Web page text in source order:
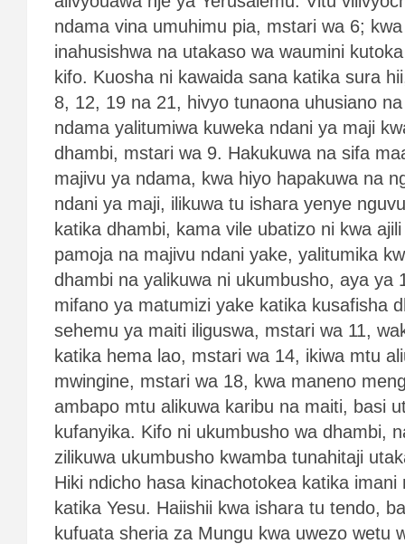
ndama vina umuhimu pia, mstari wa 6;
inahusishwa na utakaso wa waumini
kifo. Kuosha ni kawaida sana katika sura
8, 12, 19 na 21, hivyo tunaona uhusiano
ndama yalitumiwa kuweka ndani ya maji
dhambi, mstari wa 9. Hakukuwa na sifa
majivu ya ndama, kwa hiyo hapakuwa na
ndani ya maji, ilikuwa tu ishara yenye
katika dhambi, kama vile ubatizo ni kwa
pamoja na majivu ndani yake, yalitumika
dhambi na yalikuwa ni ukumbusho, aya ya
mifano ya matumizi yake katika kusafisha
sehemu ya maiti iliguswa, mstari wa 11,
katika hema lao, mstari wa 14, ikiwa mtu
mwingine, mstari wa 18, kwa maneno
ambapo mtu alikuwa karibu na maiti, basi
kufanyika. Kifo ni ukumbusho wa dhambi,
zilikuwa ukumbusho kwamba tunahitaji
Hiki ndicho hasa kinachotokea katika imani
katika Yesu. Haiishii kwa ishara tu tendo,
kufuata sheria za Mungu kwa uwezo wetu